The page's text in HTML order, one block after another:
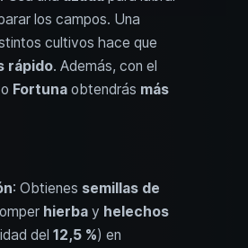
los campos. Una
cultivos hace que
rápido. Además, con el
Fortuna obtendrás más
: Obtienes semillas de
hierba y helechos
del 12,5 %) en